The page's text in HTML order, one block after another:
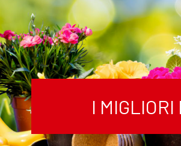
I MIGLIORI